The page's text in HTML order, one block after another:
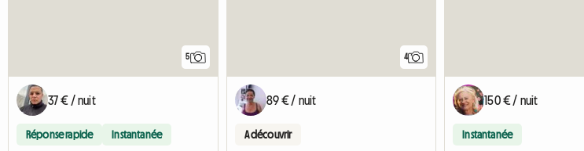
5
37 € / nuit
Réponse rapide Instantanée
4
89 € / nuit
A découvrir
150 € / nuit
Instantanée